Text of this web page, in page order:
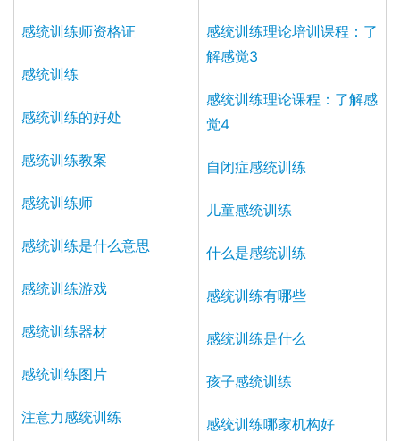
感统训练师资格证
感统训练
感统训练的好处
感统训练教案
感统训练师
感统训练是什么意思
感统训练游戏
感统训练器材
感统训练图片
注意力感统训练
感统训练理论培训课程：了
解感觉3
感统训练理论课程：了解感
觉4
自闭症感统训练
儿童感统训练
什么是感统训练
感统训练有哪些
感统训练是什么
孩子感统训练
感统训练哪家机构好